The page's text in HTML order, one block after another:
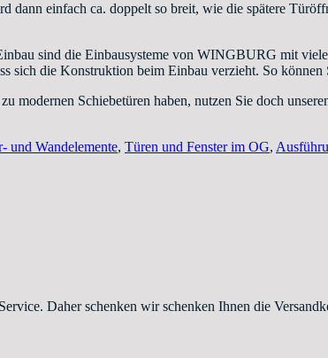
dann einfach ca. doppelt so breit, wie die spätere
sind die Einbausysteme von WINGBURG mit
sich die Konstruktion beim Einbau verzieht. So
modernen Schiebetüren haben, nutzen Sie doch
und Wandelemente, Türen und Fenster im OG,
Daher schenken wir schenken Ihnen die